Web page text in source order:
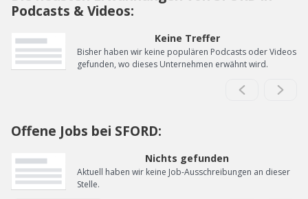
Podcasts & Videos:
Keine Treffer
Bisher haben wir keine populären Podcasts oder Videos
gefunden, wo dieses Unternehmen erwähnt wird.
Offene Jobs bei SFORD:
Nichts gefunden
Aktuell haben wir keine Job-Ausschreibungen an dieser
Stelle.